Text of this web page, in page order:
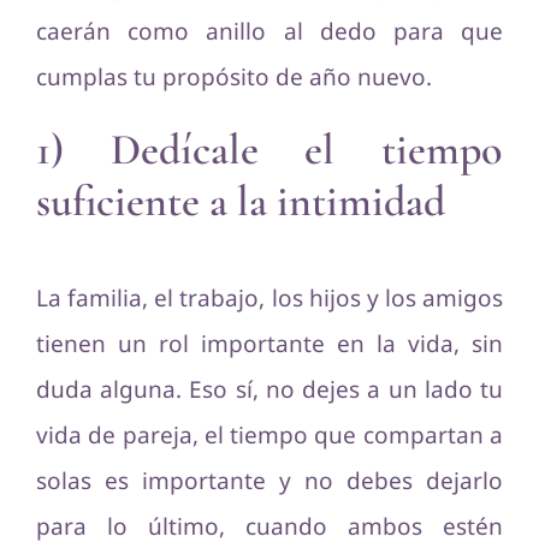
caerán como anillo al dedo para que
cumplas tu propósito de año nuevo.
1) Dedícale el tiempo
suficiente a la intimidad
La familia, el trabajo, los hijos y los amigos
tienen un rol importante en la vida, sin
duda alguna. Eso sí, no dejes a un lado tu
vida de pareja, el tiempo que compartan a
solas es importante y no debes dejarlo
para lo último, cuando ambos estén